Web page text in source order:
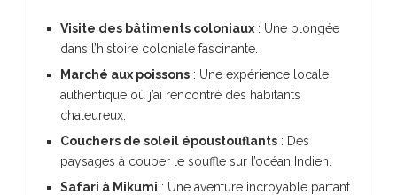
Visite des bâtiments coloniaux : Une plongée
dans l’histoire coloniale fascinante.
Marché aux poissons : Une expérience locale
authentique où j’ai rencontré des habitants
chaleureux.
Couchers de soleil époustouflants : Des
paysages à couper le souffle sur l’océan Indien.
Safari à Mikumi : Une aventure incroyable partant